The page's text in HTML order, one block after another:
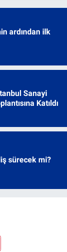
ardından ilk
Sanayi
Katıldı
sürecek mi?